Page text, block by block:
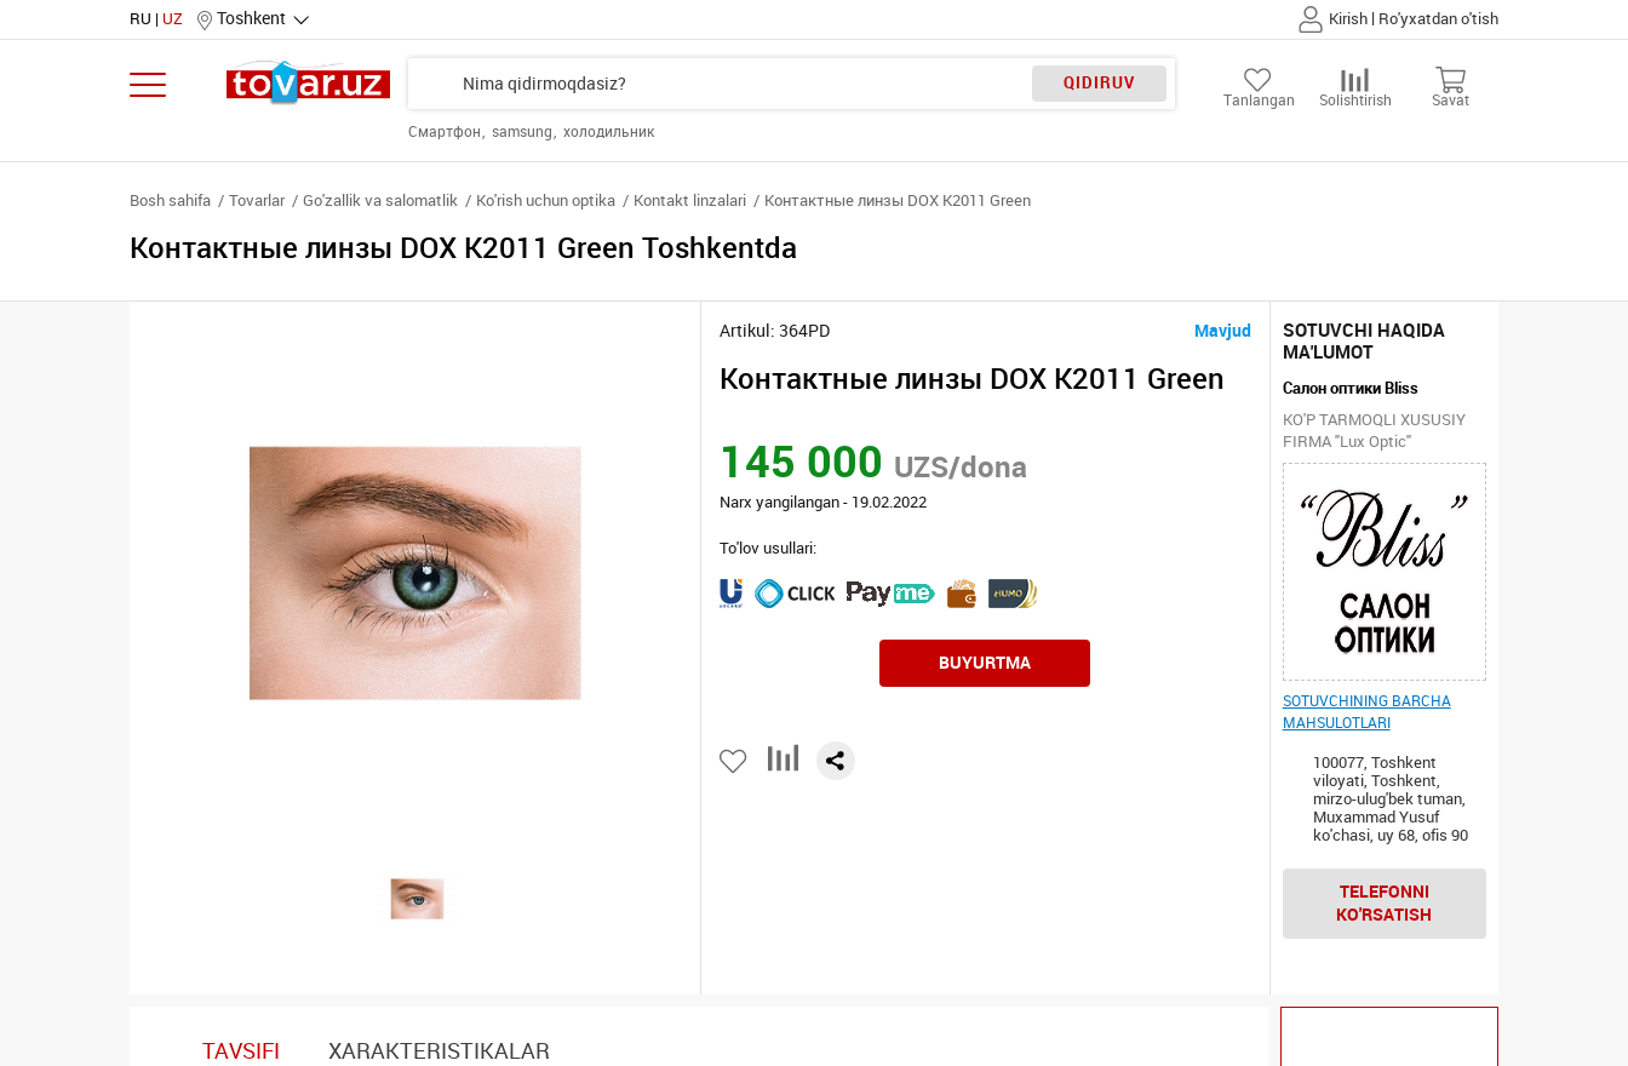
RU UZ Toshkent Kirish | Ro'yxatdan o'tish
QIDIRUV
Смартфон samsung холодильник
Tanlangan Solishtirish Savat
Bosh sahifa Tovarlar Go'zallik va salomatlik Ko'rish uchun optika Kontakt linzalari Контактные линзы DOX K2011 Green
Контактные линзы DOX K2011 Green Toshkentda
Artikul: 364PD Mavjud
Контактные линзы DOX K2011 Green
145 000 UZS/dona
Narx yangilangan - 19.02.2022
To'lov usullari:
BUYURTMA
SOTUVCHI HAQIDA
MA'LUMOT
Салон оптики Bliss
KO'P TARMOQLI XUSUSIY
FIRMA "Lux Optic"
SOTUVCHINING BARCHA
MAHSULOTLARI
100077, Toshkent
viloyati, Toshkent,
mirzo-ulug'bek tuman,
Muxammad Yusuf
ko'chasi, uy 68, ofis 90
TELEFONNI
KO'RSATISH
TAVSIFI XARAKTERISTIKALAR